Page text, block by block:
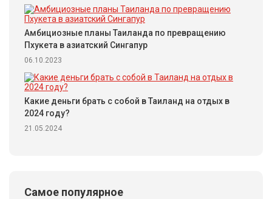
Амбициозные планы Таиланда по превращению
Пхукета в азиатский Сингапур
06.10.2023
Какие деньги брать с собой в Таиланд на отдых в
2024 году?
21.05.2024
Самое популярное